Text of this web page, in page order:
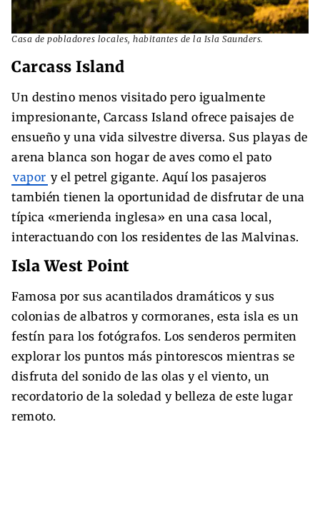
Casa de pobladores locales, habitantes de la Isla Saunders.
Carcass Island
Un destino menos visitado pero igualmente
impresionante, Carcass Island ofrece paisajes de
ensueño y una vida silvestre diversa. Sus playas de
arena blanca son hogar de aves como el pato
vapor y el petrel gigante. Aquí los pasajeros
también tienen la oportunidad de disfrutar de una
típica «merienda inglesa» en una casa local,
interactuando con los residentes de las Malvinas.
Isla West Point
Famosa por sus acantilados dramáticos y sus
colonias de albatros y cormoranes, esta isla es un
festín para los fotógrafos. Los senderos permiten
explorar los puntos más pintorescos mientras se
disfruta del sonido de las olas y el viento, un
recordatorio de la soledad y belleza de este lugar
remoto.